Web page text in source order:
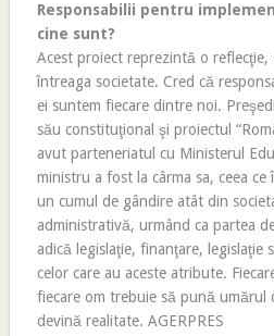
Responsabilii pentru
cine sunt?
Acest proiect reprezintă o
întreaga societate. Cred că
ei suntem fiecare dintre noi.
său constituţional şi proiectul
avut parteneriatul cu Ministerul
ministru a fost la cârma sa, ceea
un cumul de gândire atât din
administrativă, urmând ca partea
adică legislaţie, finanţare, legislaţie
celor care au aceste atribute.
fiecare om trebuie să pună umărul
devină realitate. AGERPRES